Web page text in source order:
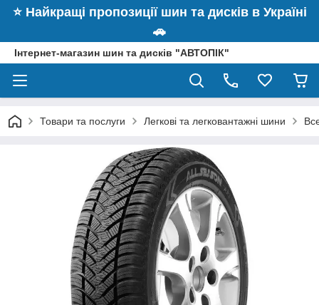
⭐️ Найкращі пропозиції шин та дисків в Україні
🚗
Інтернет-магазин шин та дисків "АВТОПІК"
Товари та послуги Легкові та легковантажні шини